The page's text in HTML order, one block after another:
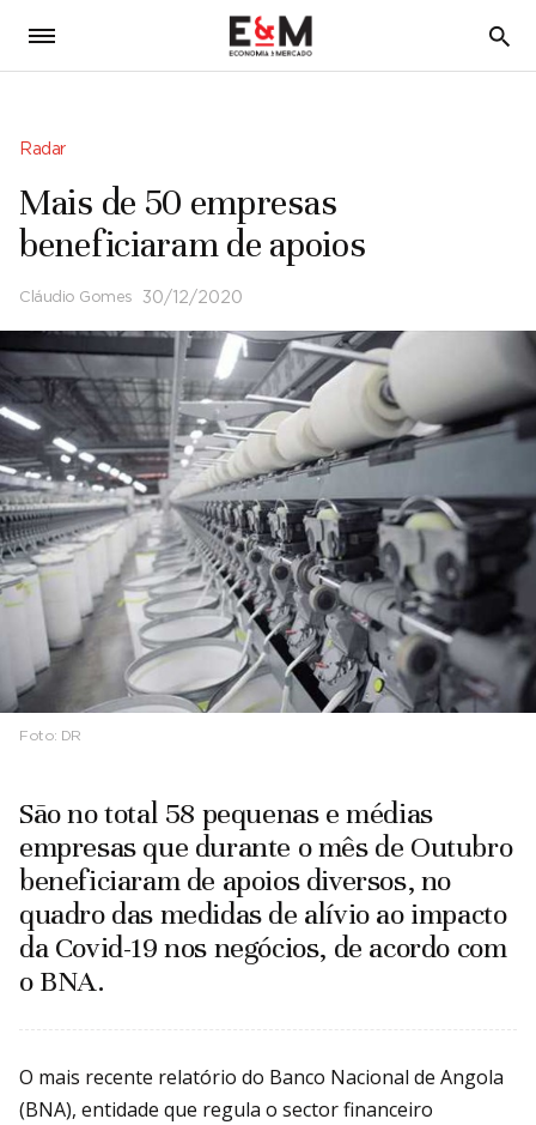
5
Radar
Mais de 50 empresas
beneficiaram de apoios
Cláudio Gomes 30/12/2020
Foto: DR
São no total 58 pequenas e médias
empresas que durante o mês de Outubro
beneficiaram de apoios diversos, no
quadro das medidas de alívio ao impacto
da Covid-19 nos negócios, de acordo com
o BNA.
O mais recente relatório do Banco Nacional de Angola
(BNA), entidade que regula o sector financeiro